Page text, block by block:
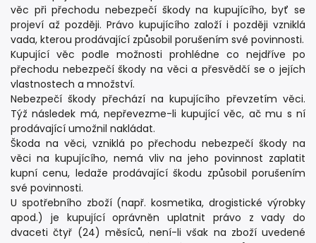
věc při přechodu nebezpečí škody na kupujícího, byť se
projeví až později. Právo kupujícího založí i později vzniklá
vada, kterou prodávající způsobil porušením své povinnosti.
Kupující věc podle možnosti prohlédne co nejdříve po
přechodu nebezpečí škody na věci a přesvědčí se o jejích
vlastnostech a množství.
Nebezpečí škody přechází na kupujícího převzetím věci.
Týž následek má, nepřevezme-li kupující věc, ač mu s ní
prodávající umožnil nakládat.
Škoda na věci, vzniklá po přechodu nebezpečí škody na
věci na kupujícího, nemá vliv na jeho povinnost zaplatit
kupní cenu, ledaže prodávající škodu způsobil porušením
své povinnosti.
U spotřebního zboží (např. kosmetika, drogistické výrobky
apod.) je kupující oprávněn uplatnit právo z vady do
dvaceti čtyř (24) měsíců, není-li však na zboží uvedené